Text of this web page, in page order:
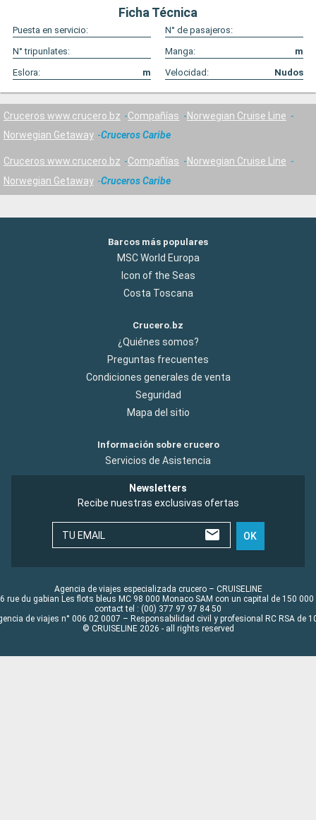
Ficha Técnica
Puesta en servicio:
N° de pasajeros:
N° tripunlates:
Manga:
m
Eslora:
m Velocidad: Nudos
Cruceros www.crucero.bz Compañías
Norwegian Cruise Line
Norwegian Getaway
Cruceros Caribe
Cruceros www.crucero.bz Compañías
Norwegian Cruise Line
Norwegian Getaway
Cruceros Caribe
Barcos más populares
MSC World Europa
Icon of the Seas
Costa Toscana
Crucero.bz
¿Quiénes somos?
Preguntas frecuentes
Condiciones generales de venta
Seguridad
Mapa del sitio
Información sobre crucero
Servicios de Asistencia
Newsletters
Recibe nuestras exclusivas ofertas
TU EMAIL OK
Agencia de viajes especializada crucero – CRUISELINE
rue du gabian Les flots bleus MC 98 000 Monaco SAM con un capital de 150 000
contact tel : (00) 377 97 97 84 50
de viajes n° 006 02 0007 – Responsabilidad civil y profesional RC RSA de
© CRUISELINE 2026 - all rights reserved